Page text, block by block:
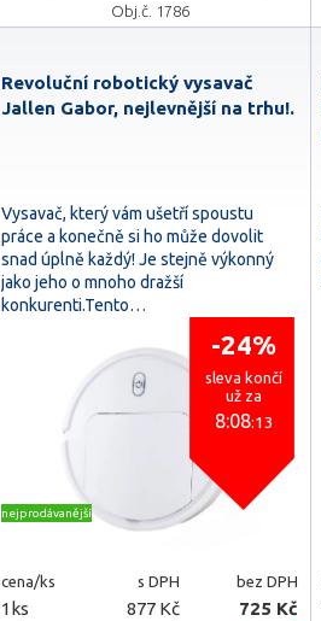
Obj.č. 1786
Revoluční robotický vysavač
Jallen Gabor, nejlevnější na trhu!.
Vysavač, který vám ušetří spoustu
práce a konečně si ho může dovolit
snad úplně každý! Je stejně výkonný
jako jeho o mnoho dražší
konkurenti.Tento…
-24%
sleva končí
už za
8:08:11
nejprodávanější
cena/ks s DPH bez DPH
1ks 877 Kč
725 Kč